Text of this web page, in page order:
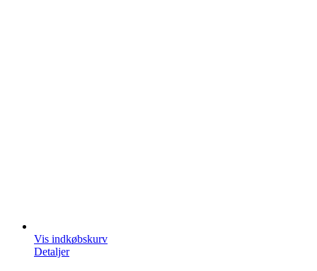
Vis indkøbskurv
Detaljer